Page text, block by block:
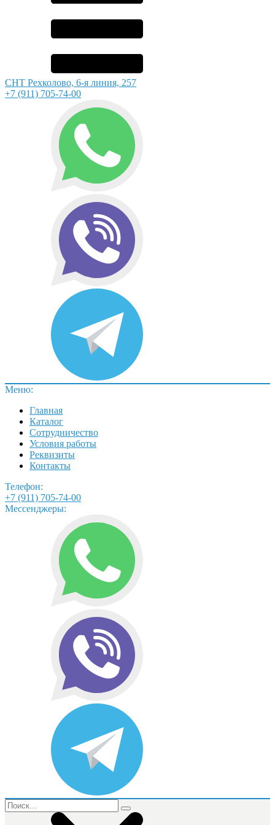
СНТ Рехколово, 6-я линия, 257
+7 (911) 705-74-00
Меню:
Главная
Каталог
Сотрудничество
Условия работы
Реквизиты
Контакты
Телефон:
+7 (911) 705-74-00
Мессенджеры: